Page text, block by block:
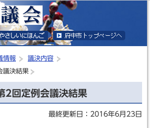
のページの本文へ移動
情報
議決内容
議決結果
2回定例会議決結果
最終更新日：2016年6月23日